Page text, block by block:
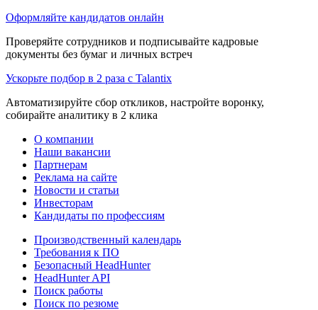
Оформляйте кандидатов онлайн
Проверяйте сотрудников и подписывайте кадровые
документы без бумаг и личных встреч
Ускорьте подбор в 2 раза с Talantix
Автоматизируйте сбор откликов, настройте воронку,
собирайте аналитику в 2 клика
О компании
Наши вакансии
Партнерам
Реклама на сайте
Новости и статьи
Инвесторам
Кандидаты по профессиям
Производственный календарь
Требования к ПО
Безопасный HeadHunter
HeadHunter API
Поиск работы
Поиск по резюме